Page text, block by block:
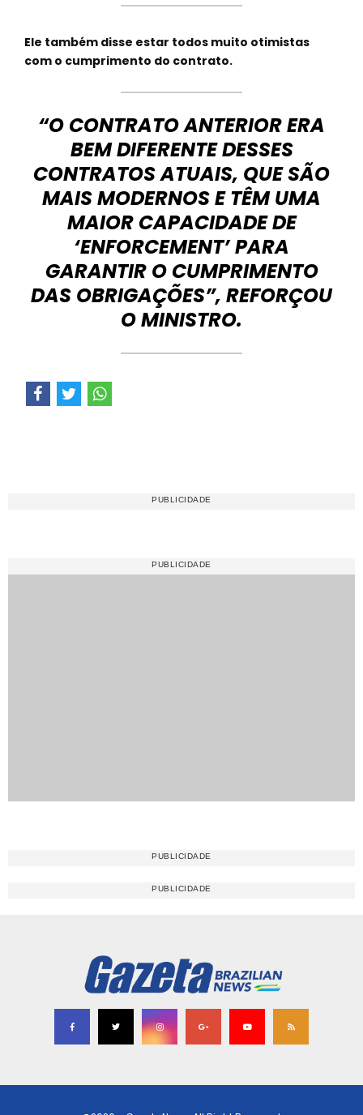
Ele também disse estar todos muito otimistas
com o cumprimento do contrato.
“O CONTRATO ANTERIOR ERA
BEM DIFERENTE DESSES
CONTRATOS ATUAIS, QUE SÃO
MAIS MODERNOS E TÊM UMA
MAIOR CAPACIDADE DE
‘ENFORCEMENT’ PARA
GARANTIR O CUMPRIMENTO
DAS OBRIGAÇÕES”, REFORÇOU
O MINISTRO.